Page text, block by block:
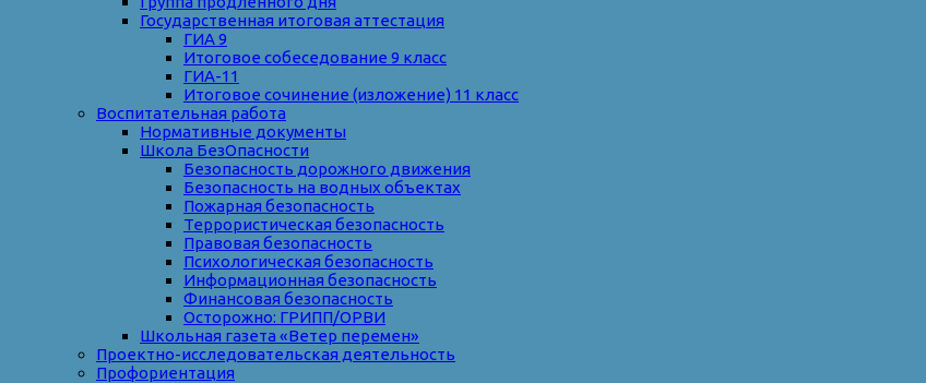
Государственная итоговая аттестация
ГИА 9
Итоговое собеседование 9 класс
ГИА-11
Итоговое сочинение (изложение) 11 класс
Воспитательная работа
Нормативные документы
Школа БезОпасности
Безопасность дорожного движения
Безопасность на водных объектах
Пожарная безопасность
Террористическая безопасность
Правовая безопасность
Психологическая безопасность
Информационная безопасность
Финансовая безопасность
Осторожно: ГРИПП/ОРВИ
Школьная газета «Ветер перемен»
Проектно-исследовательская деятельность
Профориентация